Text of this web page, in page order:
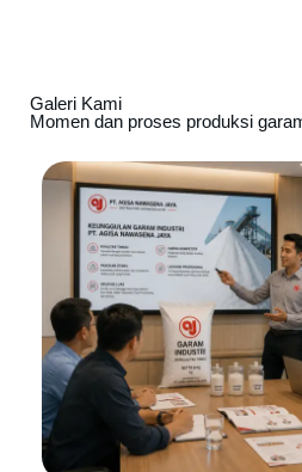
Galeri Kami
Momen dan proses produksi